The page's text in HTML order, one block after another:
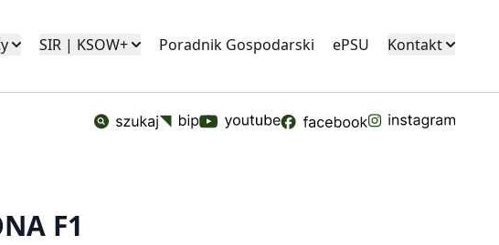
SIR | KSOW+ Poradnik Gospodarski ePSU Kontakt
F1